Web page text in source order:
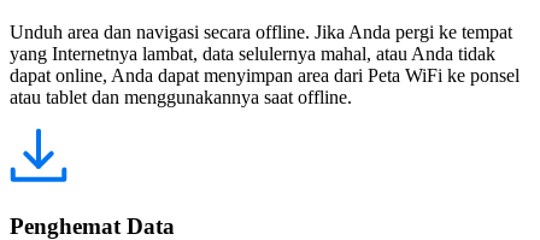
Unduh area dan navigasi secara offline. Jika Anda pergi ke tempat
yang Internetnya lambat, data selulernya mahal, atau Anda tidak
dapat online, Anda dapat menyimpan area dari Peta WiFi ke ponsel
atau tablet dan menggunakannya saat offline.
Penghemat Data